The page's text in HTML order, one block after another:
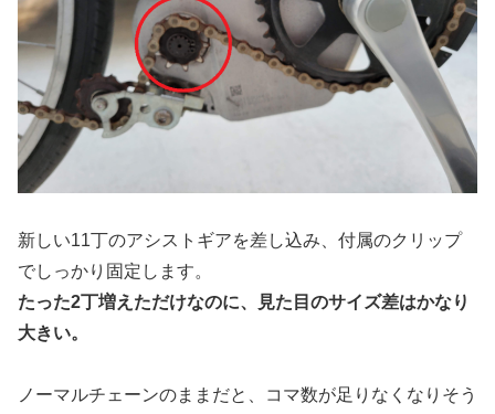
新しい11丁のアシストギアを差し込み、付属のクリップ
でしっかり固定します。
たった2丁増えただけなのに、見た目のサイズ差はかなり
大きい。
ノーマルチェーンのままだと、コマ数が足りなくなりそう